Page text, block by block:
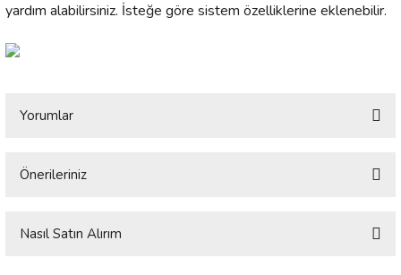
yardım alabilirsiniz. İsteğe göre sistem özelliklerine eklenebilir.
Yorumlar
Önerileriniz
yetersiz gördüğünüz noktaları öneri formunu kullanarak tarafımıza
Nasıl Satın Alırım